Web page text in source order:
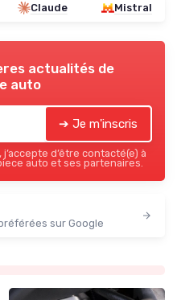
Claude Mistral
actualités de
auto
➔ Je m'inscris
d’être contacté(e) à
auto et ses partenaires.
sur Google